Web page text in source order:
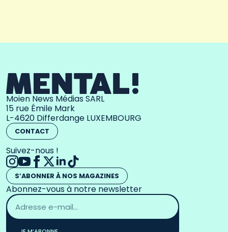
Moien News Médias SARL
15 rue Émile Mark
L-4620 Differdange LUXEMBOURG
CONTACT
Suivez-nous !
S’ABONNER À NOS MAGAZINES
Abonnez-vous à notre newsletter
Adresse
email
*